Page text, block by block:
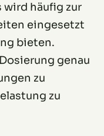
wird häufig zur
eingesetzt
bieten.
genau
zu
zu